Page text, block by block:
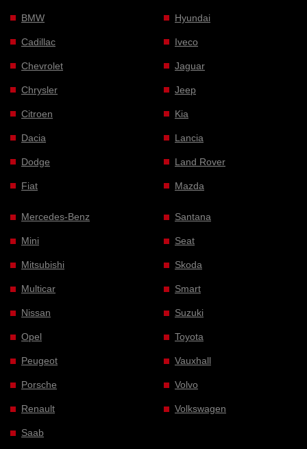
BMW
Cadillac
Chevrolet
Chrysler
Citroen
Dacia
Dodge
Fiat
Hyundai
Iveco
Jaguar
Jeep
Kia
Lancia
Land Rover
Mazda
Mercedes-Benz
Mini
Mitsubishi
Multicar
Nissan
Opel
Peugeot
Porsche
Renault
Saab
Santana
Seat
Skoda
Smart
Suzuki
Toyota
Vauxhall
Volvo
Volkswagen